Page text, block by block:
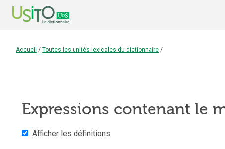
Accueil / Toutes les unités lexicales du dictionnaire /
Expressions contenant le
Afficher les définitions